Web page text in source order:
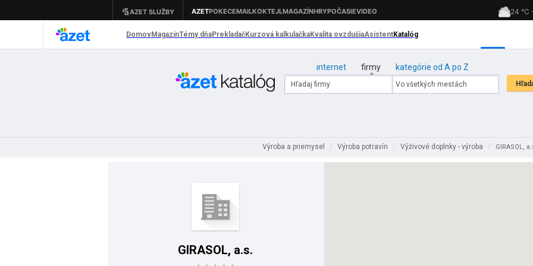
internet firmy kategórie od A po Z
Výroba a priemysel / Výroba potravín / Výživové doplnky - výroba / GIRASOL,
GIRASOL, a.s.